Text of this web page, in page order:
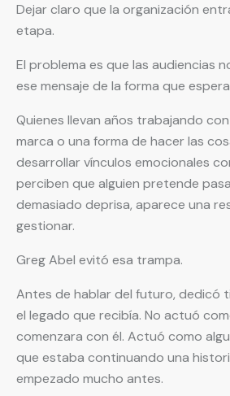
Dejar claro que la organización
etapa.
El problema es que las audiencias
ese mensaje de la forma que
Quienes llevan años trabajando
marca o una forma de hacer las
desarrollar vínculos emocionales
perciben que alguien pretende
demasiado deprisa, aparece una
gestionar.
Greg Abel evitó esa trampa.
Antes de hablar del futuro, dedicó
el legado que recibía. No actuó
comenzara con él. Actuó como
que estaba continuando una
empezado mucho antes.